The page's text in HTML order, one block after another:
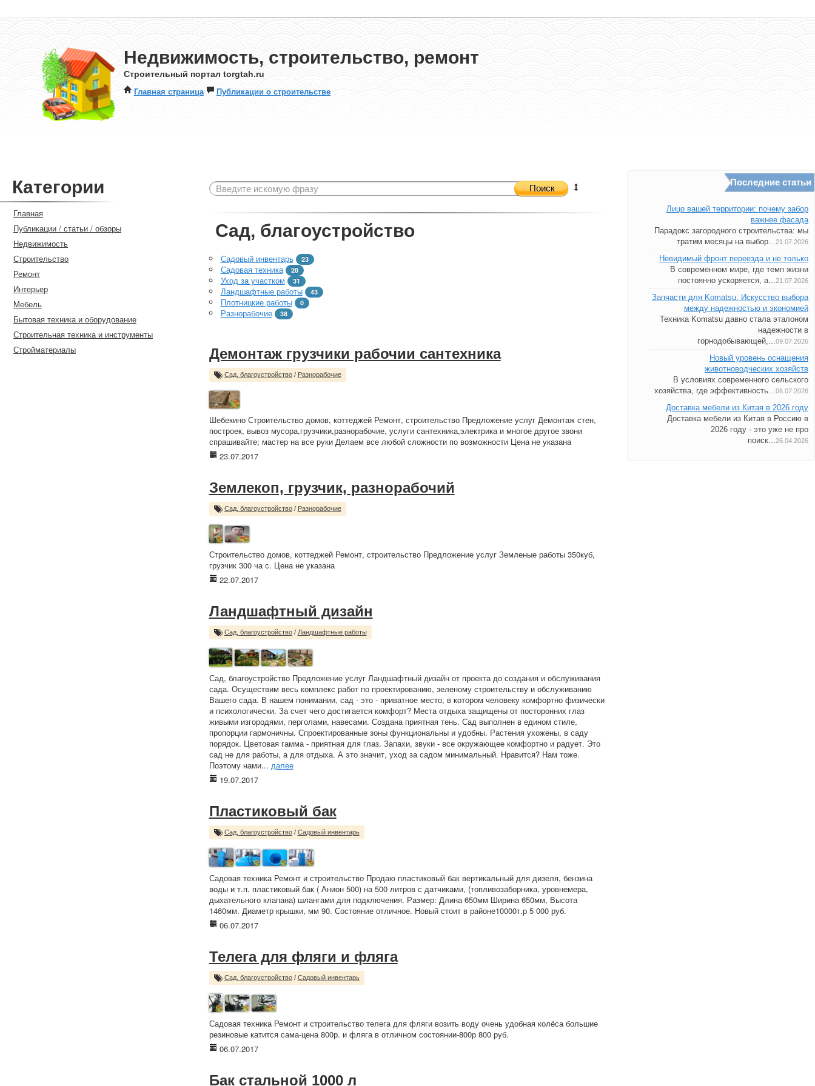
Недвижимость, строительство, ремонт
Строительный портал torgtah.ru
Главная страница Публикации о строительстве
Категории
Главная
Публикации / статьи / обзоры
Недвижимость
Строительство
Ремонт
Интерьер
Мебель
Бытовая техника и оборудование
Строительная техника и инструменты
Стройматериалы
Поиск
Сад, благоустройство
Садовый инвентарь 23
Садовая техника 28
Уход за участком 31
Ландшафтные работы 43
Плотницкие работы 0
Разнорабочие 38
Демонтаж грузчики рабочии сантехника
Сад, благоустройство/ Разнорабочие
Шебекино Строительство домов, коттеджей Ремонт, строительство Предложение услуг Демонтаж стен,
построек, вывоз мусора,грузчики,разнорабочие, услуги сантехника,электрика и многое другое звони
спрашивайте; мастер на все руки Делаем все любой сложности по возможности Цена не указана
23.07.2017
Землекоп, грузчик, разнорабочий
Сад, благоустройство/ Разнорабочие
Строительство домов, коттеджей Ремонт, строительство Предложение услуг Земленые работы 350куб,
грузчик 300 ча с. Цена не указана
22.07.2017
Ландшафтный дизайн
Сад, благоустройство/ Ландшафтные работы
Сад, благоустройство Предложение услуг Ландшафтный дизайн от проекта до создания и обслуживания
сада. Осуществим весь комплекс работ по проектированию, зеленому строительству и обслуживанию
Вашего сада. В нашем понимании, сад - это - приватное место, в котором человеку комфортно физически
и психологически. За счет чего достигается комфорт? Места отдыха защищены от посторонних глаз
живыми изгородями, перголами, навесами. Создана приятная тень. Сад выполнен в едином стиле,
пропорции гармоничны. Спроектированные зоны функциональны и удобны. Растения ухожены, в саду
порядок. Цветовая гамма - приятная для глаз. Запахи, звуки - все окружающее комфортно и радует. Это
сад не для работы, а для отдыха. А это значит, уход за садом минимальный. Нравится? Нам тоже.
Поэтому нами... далее
19.07.2017
Пластиковый бак
Сад, благоустройство/ Садовый инвентарь
Садовая техника Ремонт и строительство Продаю пластиковый бак вертикальный для дизеля, бензина
воды и т.п. пластиковый бак ( Анион 500) на 500 литров с датчиками, (топливозаборника, уровнемера,
дыхательного клапана) шлангами для подключения. Размер: Длина 650мм Ширина 650мм, Высота
1460мм. Диаметр крышки, мм 90. Состояние отличное. Новый стоит в районе10000т.р 5 000 руб.
06.07.2017
Телега для фляги и фляга
Сад, благоустройство/ Садовый инвентарь
Садовая техника Ремонт и строительство телега для фляги возить воду очень удобная колёса большие
резиновые катится сама-цена 800р. и фляга в отличном состоянии-800р 800 руб.
06.07.2017
Бак стальной 1000 л
Последние статьи
Лицо вашей территории: почему забор
важнее фасада
Парадокс загородного строительства: мы
тратим месяцы на выбор...21.07.2026
Невидимый фронт переезда и не только
В современном мире, где темп жизни
постоянно ускоряется, а...21.07.2026
Запчасти для Komatsu. Искусство выбора
между надежностью и экономией
Техника Komatsu давно стала эталоном
надежности в
горнодобывающей,...09.07.2026
Новый уровень оснащения
животноводческих хозяйств
В условиях современного сельского
хозяйства, где эффективность...06.07.2026
Доставка мебели из Китая в 2026 году
Доставка мебели из Китая в Россию в
2026 году - это уже не про
поиск...26.04.2026